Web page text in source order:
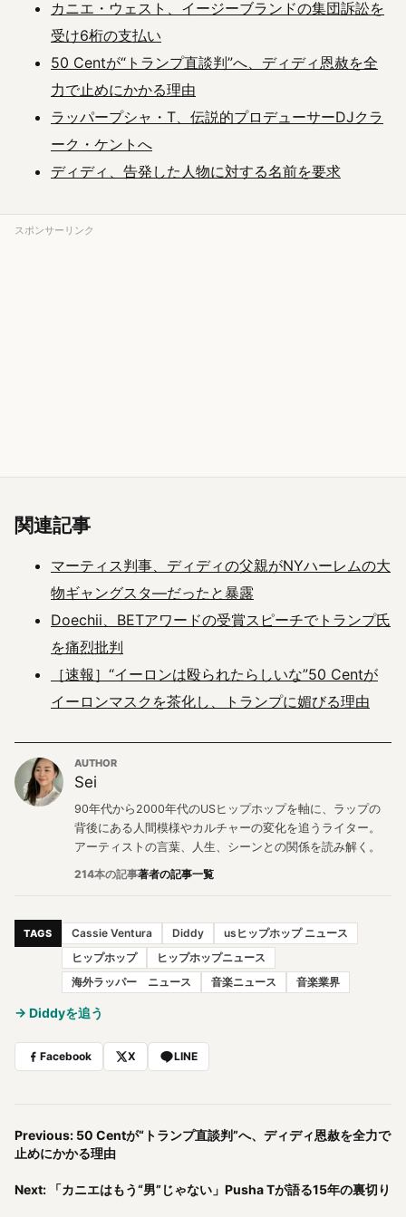
カニエ・ウェスト、イージーブランドの集団訴訟を
受け6桁の支払い
50 Centが“トランプ直談判”へ、ディディ恩赦を全
力で止めにかかる理由
ラッパープシャ・T、伝説的プロデューサーDJクラ
ーク・ケントへ
ディディ、告発した人物に対する名前を要求
スポンサーリンク
関連記事
マーティス判事、ディディの父親がNYハーレムの大
物ギャングスタ―だったと暴露
Doechii、BETアワードの受賞スピーチでトランプ氏
を痛烈批判
［速報］“イーロンは殴られたらしいな”50 Centが
イーロンマスクを茶化し、トランプに媚びる理由
AUTHOR
Sei
90年代から2000年代のUSヒップホップを軸に、ラップの
背後にある人間模様やカルチャーの変化を追うライター。
アーティストの言葉、人生、シーンとの関係を読み解く。
214本の記事著者の記事一覧
TAGS Cassie Ventura Diddy
usヒップホップ ニュース
ヒップホップ
ヒップホップニュース
海外ラッパー ニュース
音楽ニュース 音楽業界
→ Diddyを追う
Facebook X LINE
Previous: 50 Centが“トランプ直談判”へ、ディディ恩赦を全力で
止めにかかる理由
Next: 「カニエはもう“男”じゃない」Pusha Tが語る15年の裏切り